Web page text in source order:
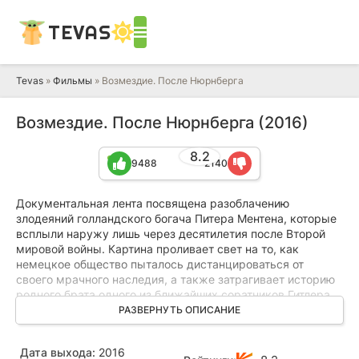
TEVAS
Tevas » Фильмы » Возмездие. После Нюрнберга
Возмездие. После Нюрнберга (2016)
8.2
9488 2140
Документальная лента посвящена разоблачению
злодеяний голландского богача Питера Ментена, которые
всплыли наружу лишь через десятилетия после Второй
мировой войны. Картина проливает свет на то, как
немецкое общество пыталось дистанцироваться от
своего мрачного наследия, а также затрагивает историю
родного брата одного из ближайших соратников Гитлера
— Германа Геринга.
рамках которой нацистские ученые, включая отца
РАЗВЕРНУТЬ ОПИСАНИЕ
Дата выхода: 2016